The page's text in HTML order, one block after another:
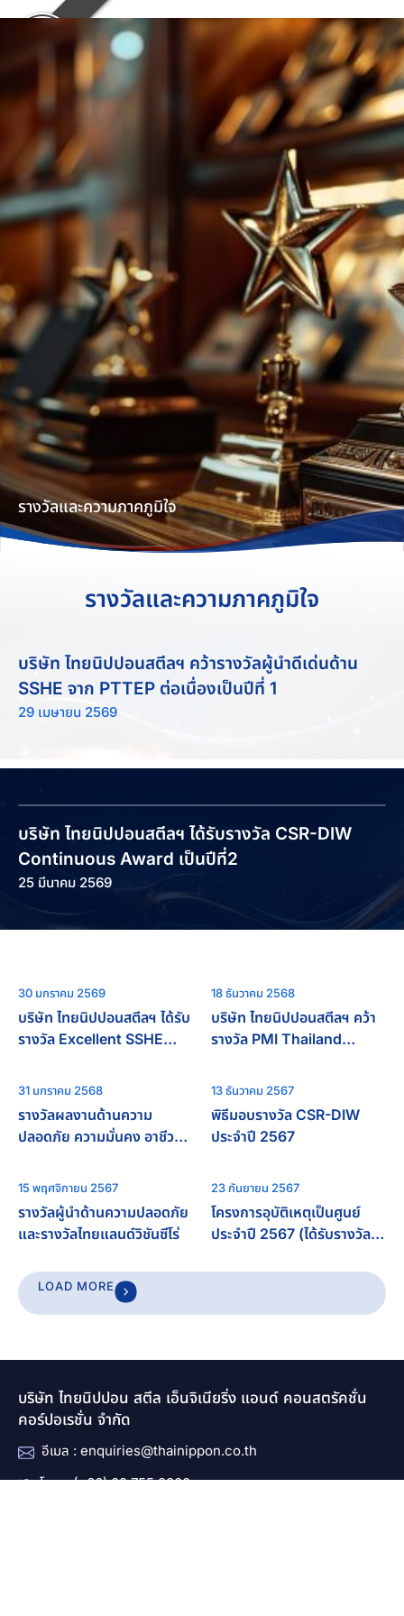
รางวัลและความภาคภูมิใจ
รางวัลและความภาคภูมิใจ
บริษัท ไทยนิปปอนสตีลฯ คว้ารางวัลผู้นำดีเด่นด้าน
SSHE จาก PTTEP ต่อเนื่องเป็นปีที่ 1
29 เมษายน 2569
บริษัท ไทยนิปปอนสตีลฯ ได้รับรางวัล CSR-DIW
Continuous Award เป็นปีที่2
25 มีนาคม 2569
30 มกราคม 2569
บริษัท ไทยนิปปอนสตีลฯ ได้รับ
รางวัล Excellent SSHE
18 ธันวาคม 2568
บริษัท ไทยนิปปอนสตีลฯ คว้า
รางวัล PMI Thailand
2025
31 มกราคม 2568
รางวัลผลงานด้านความ
ปลอดภัย ความมั่นคง อาชีว
เยี่ยม (ระดับเพชร)
13 ธันวาคม 2567
พิธีมอบรางวัล CSR-DIW
ประจำปี 2567
15 พฤศจิกายน 2567
รางวัลผู้นำด้านความปลอดภัย
และรางวัลไทยแลนด์วิชันซีโร่
23 กันยายน 2567
โครงการอุบัติเหตุเป็นศูนย์
ประจำปี 2567 (ได้รับรางวัล
LOAD MORE
บริษัท ไทยนิปปอน สตีล เอ็นจิเนียริ่ง แอนด์ คอนสตรัคชั่น
คอร์ปอเรชั่น จำกัด
อีเมล : enquiries@thainippon.co.th
โทร. : (+66) 02 755 2800